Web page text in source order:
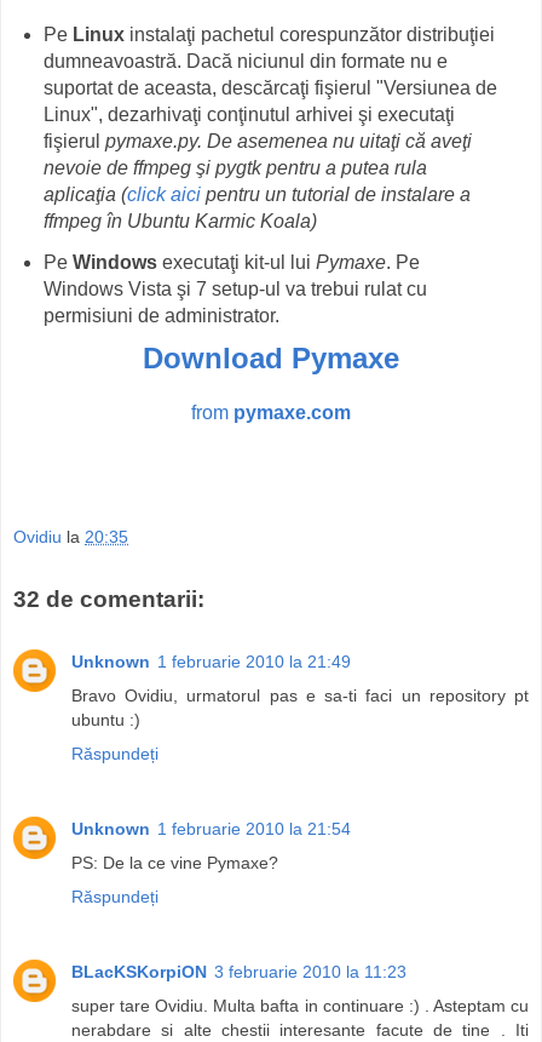
Pe Linuxinstalaţi pachetul corespunzător distribuţiei
dumneavoastră. Dacă niciunul din formate nu e
suportat de aceasta, descărcaţi fişierul "Versiunea de
Linux", dezarhivaţi conţinutul arhivei şi executaţi
fişierul pymaxe.py. De asemenea nu uitaţi că aveţi
nevoie de ffmpeg şi pygtkpentru a putea rula
aplicaţia (click aicipentru un tutorial de instalare a
ffmpeg în Ubuntu Karmic Koala)
Pe Windowsexecutaţi kit-ul lui Pymaxe. Pe
Windows Vista şi 7 setup-ul va trebui rulat cu
permisiuni de administrator.
Download Pymaxe
from pymaxe.com
Ovidiu la 20:35
32 de comentarii:
Unknown 1 februarie 2010 la 21:49
Bravo Ovidiu, urmatorul pas e sa-ti faci un repository pt
ubuntu :)
Răspundeți
Unknown 1 februarie 2010 la 21:54
PS: De la ce vine Pymaxe?
Răspundeți
BLacKSKorpiON 3 februarie 2010 la 11:23
super tare Ovidiu. Multa bafta in continuare :) . Asteptam cu
nerabdare si alte chestii interesante facute de tine . Iti